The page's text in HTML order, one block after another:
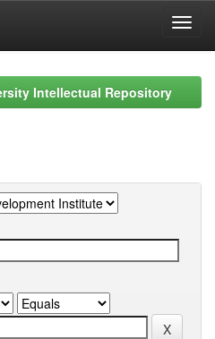
Intellectual Repository